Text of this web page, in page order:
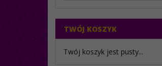
TWÓJ KOSZYK
Twój koszyk jest pusty...